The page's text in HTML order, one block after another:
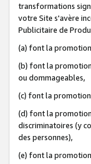
transformations
votre Site s'avère
Publicitaire de
(a) font la
(b) font la
ou dommageables,
(c) font la
(d) font la
discriminatoires (y
des personnes),
(e) font la